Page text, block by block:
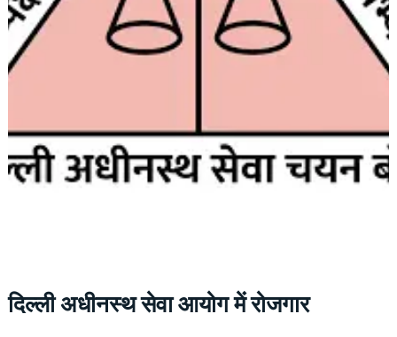
दिल्ली अधीनस्थ सेवा आयोग में रोजगार